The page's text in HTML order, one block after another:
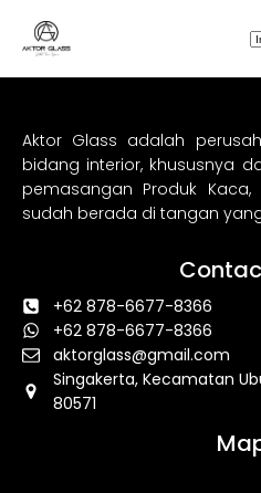
Aktor Glass adalah
bidang interior, khususnya
pemasangan Produk
sudah berada di tangan
+62 878-6677-8366
+62 878-6677-8366
aktorglass@gmail.com
Singakerta, Kecamatan
80571